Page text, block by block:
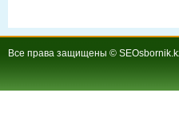
Все права защищены ©